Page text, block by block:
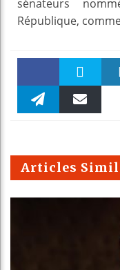
sénateurs
République,
Faceboo Twitter
m
Articles